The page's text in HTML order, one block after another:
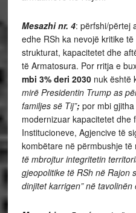
Mesazhi nr. 4: përfshi/përtej
edhe RSh ka nevojë kritike
strukturat, kapacitetet dhe
të Armatosura. Por rritja e
mbi 3% deri 2030nuk është
mirë Presidentin Trump as
familjes së Tij”; por mbi
modernizuar kapacitetet dhe
Institucioneve, Agjencive të
kombëtare në përmbushje të
të mbrojtur integritetin
gjeopolitike të RSh në Rajon
dinjitet karrigen” në tavolinën